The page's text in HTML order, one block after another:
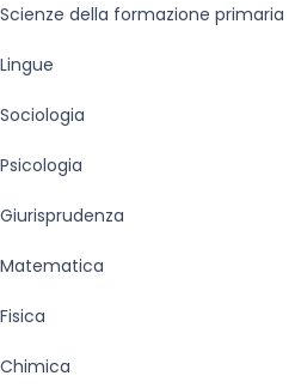
Scienze della formazione primaria
Lingue
Sociologia
Psicologia
Giurisprudenza
Matematica
Fisica
Chimica